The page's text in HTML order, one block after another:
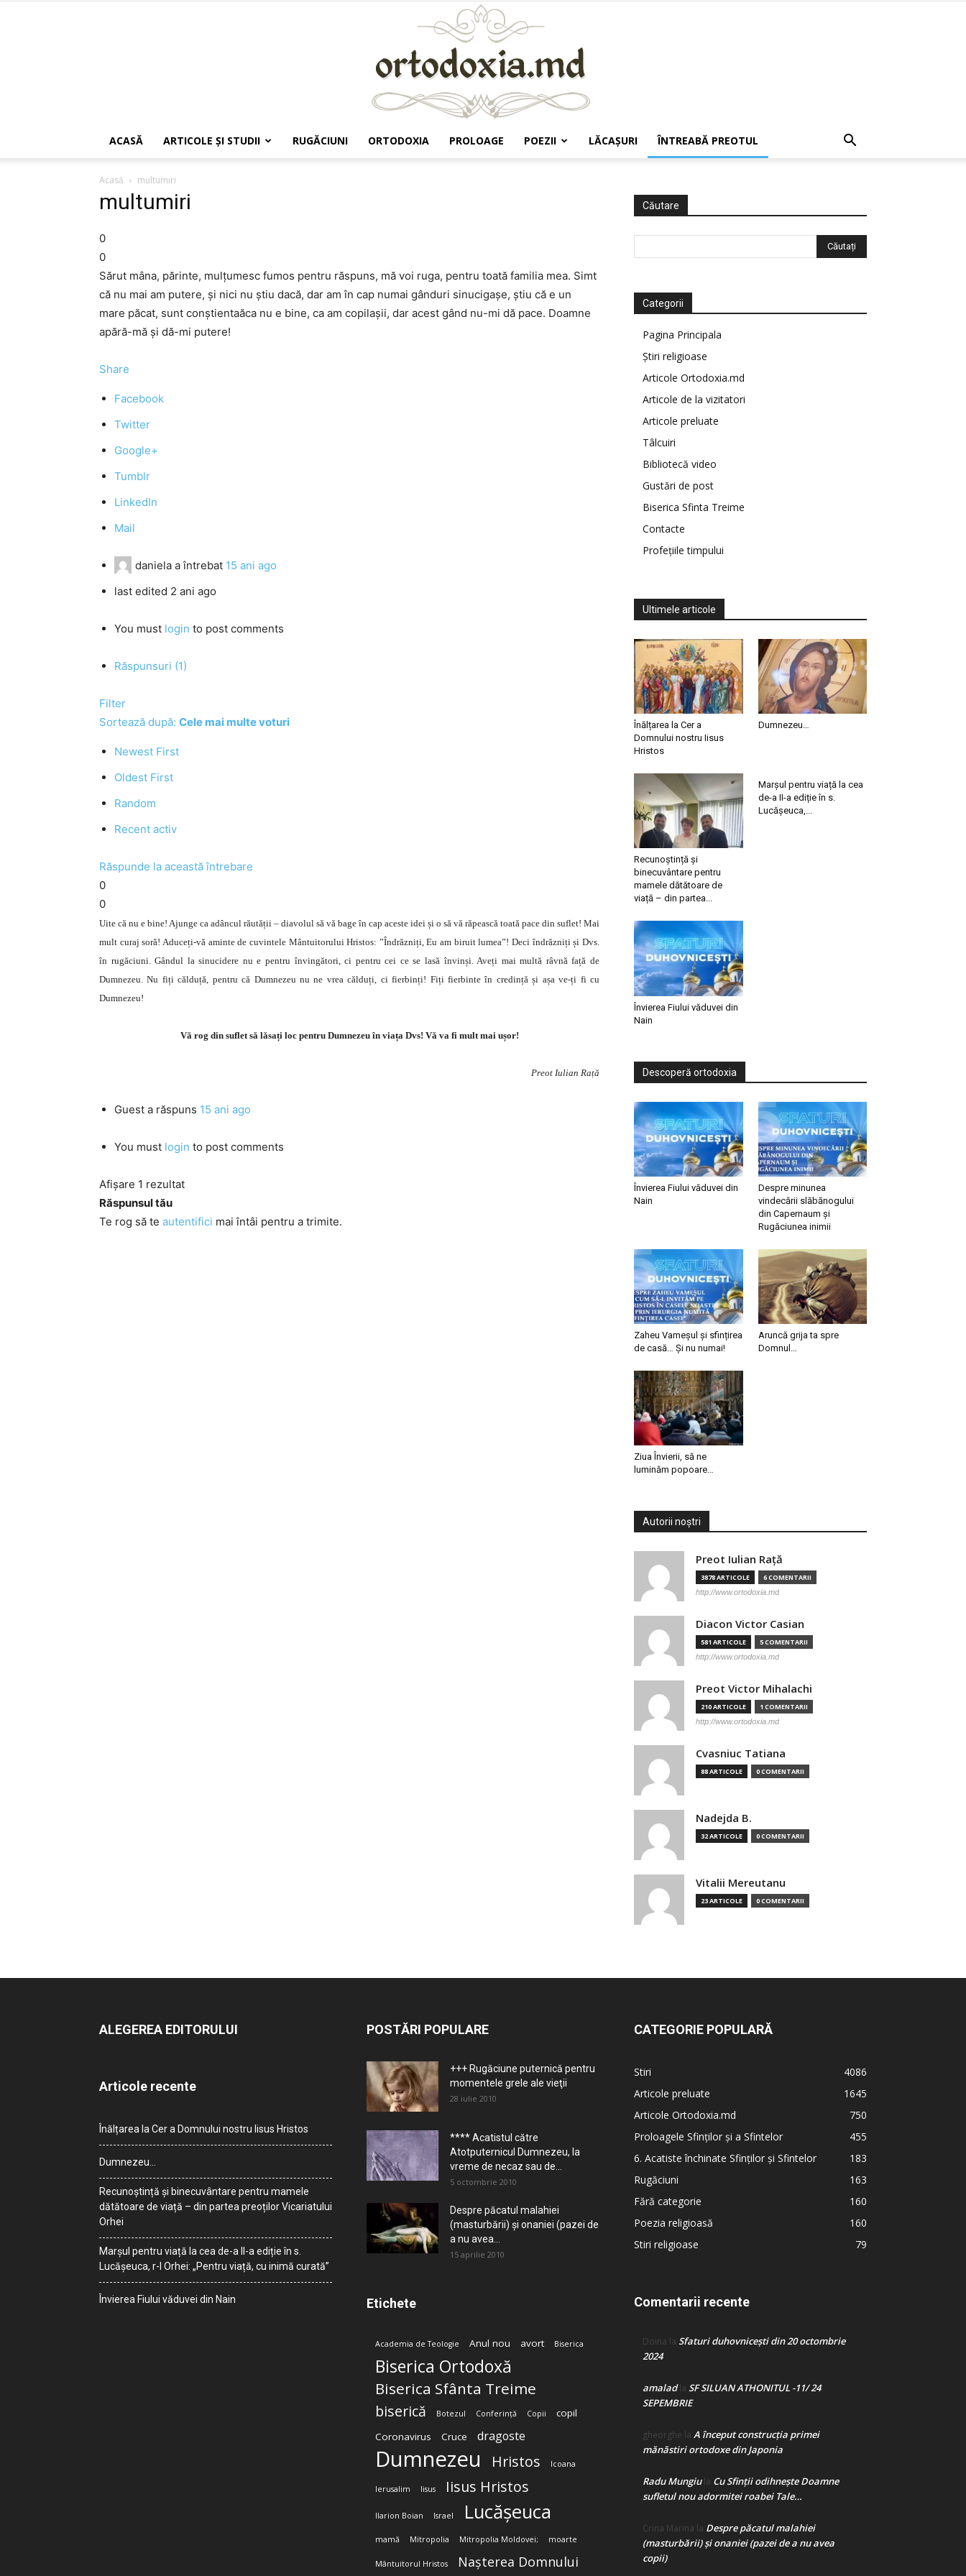
ACASĂ ARTICOLE ŞI STUDII RUGĂCIUNI ORTODOXIA PROLOAGE POEZII LĂCAŞURI ÎNTREABĂ PREOTUL
Acasă multumiri
multumiri
0
0
Sărut mâna, părinte, mulţumesc fumos pentru răspuns, mă voi ruga, pentru toată familia mea. Simt
că nu mai am putere, şi nici nu ştiu dacă, dar am în cap numai gânduri sinucigaşe, ştiu că e un
mare păcat, sunt conştientaăca nu e bine, ca am copilaşii, dar acest gând nu-mi dă pace. Doamne
apără-mă şi dă-mi putere!
Share
Facebook
Twitter
Google+
Tumblr
LinkedIn
Mail
daniela a întrebat 15 ani ago
last edited 2 ani ago
You must login to post comments
Răspunsuri (1)
Filter
Sortează după: Cele mai multe voturi
Newest First
Oldest First
Random
Recent activ
Răspunde la această întrebare
0
0
Uite că nu e bine! Ajunge ca adâncul răutății – diavolul să vă bage în cap aceste idei și o să vă răpească toată pace din suflet! Mai
mult curaj soră! Aduceți-vă aminte de cuvintele Mântuitorului Hristos: ”Îndrăzniți, Eu am biruit lumea”! Deci îndrăzniți și Dvs.
în rugăciuni. Gândul la sinucidere nu e pentru învingători, ci pentru cei ce se lasă învinși. Aveți mai multă râvnă față de
Dumnezeu. Nu fiți călduță, pentru că Dumnezeu nu ne vrea călduți, ci fierbinți! Fiți fierbinte în credință și așa ve-ți fi cu
Dumnezeu!
Vă rog din suflet să lăsați loc pentru Dumnezeu în viața Dvs! Vă va fi mult mai ușor!
Preot Iulian Rață
Guest a răspuns 15 ani ago
You must login to post comments
Afișare 1 rezultat
Răspunsul tău
Te rog să te autentifici mai întâi pentru a trimite.
Căutare
Categorii
Pagina Principala
Știri religioase
Articole Ortodoxia.md
Articole de la vizitatori
Articole preluate
Tâlcuiri
Bibliotecă video
Gustări de post
Biserica Sfinta Treime
Contacte
Profețiile timpului
Ultimele articole
Înălțarea la Cer a
Domnului nostru Iisus
Hristos
Dumnezeu…
Recunoștință și
binecuvântare pentru
mamele dătătoare de
viață – din partea...
Marșul pentru viață la cea
de-a II-a ediție în s.
Lucășeuca,...
Învierea Fiului văduvei din
Nain
Descoperă ortodoxia
Învierea Fiului văduvei din
Nain
Despre minunea
vindecării slăbănogului
din Capernaum și
Rugăciunea inimii
Zaheu Vameșul și sfințirea
de casă… Și nu numai!
Aruncă grija ta spre
Domnul…
Ziua Învierii, să ne
luminăm popoare…
Autorii noștri
Preot Iulian Raţă
3878 ARTICOLE 6 COMENTARII
http://www.ortodoxia.md
Diacon Victor Casian
581 ARTICOLE 5 COMENTARII
http://www.ortodoxia.md
Preot Victor Mihalachi
210 ARTICOLE 1 COMENTARII
http://www.ortodoxia.md
Cvasniuc Tatiana
88 ARTICOLE 0 COMENTARII
Nadejda B.
32 ARTICOLE 0 COMENTARII
Vitalii Mereutanu
23 ARTICOLE 0 COMENTARII
ALEGEREA EDITORULUI
Articole recente
Înălțarea la Cer a Domnului nostru Iisus Hristos
Dumnezeu…
Recunoștință și binecuvântare pentru mamele
dătătoare de viață – din partea preoților Vicariatului
Orhei
Marșul pentru viață la cea de-a II-a ediție în s.
Lucășeuca, r-l Orhei: „Pentru viață, cu inimă curată”
Învierea Fiului văduvei din Nain
POSTĂRI POPULARE
+++ Rugăciune puternică pentru
momentele grele ale vieţii
28 iulie 2010
**** Acatistul către
Atotputernicul Dumnezeu, la
vreme de necaz sau de...
5 octombrie 2010
Despre păcatul malahiei
(masturbării) şi onaniei (pazei de
a nu avea...
15 aprilie 2010
Etichete
Academia de Teologie Anul nou avort Biserica
Biserica Ortodoxă
Biserica Sfânta Treime
biserică Botezul Conferință Copii
copil
Coronavirus
Cruce dragoste
Dumnezeu Hristos Icoana
Ierusalim Iisus Iisus Hristos
Ilarion Boian Israel Lucășeuca
mamă Mitropolia Mitropolia Moldovei; moarte
Mântuitorul Hristos Nașterea Domnului
CATEGORIE POPULARĂ
Stiri
4086
Articole preluate
1645
Articole Ortodoxia.md
750
Proloagele Sfinților și a Sfintelor
455
6. Acatiste închinate Sfinților și Sfintelor
183
Rugăciuni
163
Fără categorie
160
Poezia religioasă
160
Stiri religioase
79
Comentarii recente
Doina la Sfaturi duhovnicești din 20 octombrie
2024
amaladla SF SILUAN ATHONITUL -11/ 24
SEPEMBRIE
gheorghe la A început construcţia primei
mănăstiri ortodoxe din Japonia
Radu Mungiula Cu Sfinții odihnește Doamne
sufletul nou adormitei roabei Tale…
Crina Marina la Despre păcatul malahiei
(masturbării) şi onaniei (pazei de a nu avea
copii)